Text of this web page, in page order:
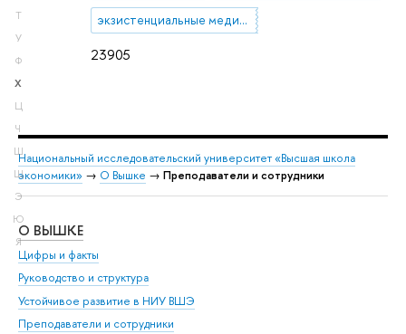
Т
У
Ф
Х
Ц
Ч
Ш
Щ
Э
Ю
Я
23905
экзистенциальные медиаисследования
Национальный исследовательский университет «Высшая школа
экономики» → О Вышке → Преподаватели и сотрудники
О ВЫШКЕ
Цифры и факты
Руководство и структура
Устойчивое развитие в НИУ ВШЭ
Преподаватели и сотрудники